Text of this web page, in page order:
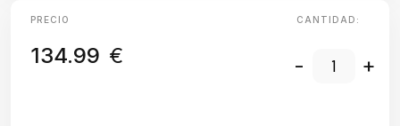
PRECIO
134.99 €
CANTIDAD:
- +